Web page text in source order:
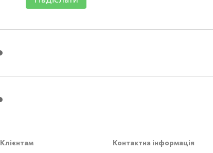
Клієнтам Контактна інформація